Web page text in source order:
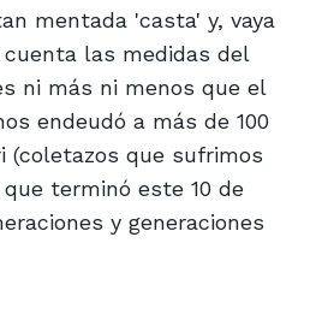
mentada 'casta' y, vaya
cuenta las medidas del
ni más ni menos que el
endeudó a más de 100
(coletazos que sufrimos
terminó este 10 de
y generaciones